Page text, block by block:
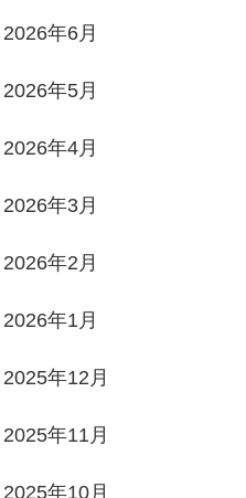
2026年6月
2026年5月
2026年4月
2026年3月
2026年2月
2026年1月
2025年12月
2025年11月
2025年10月